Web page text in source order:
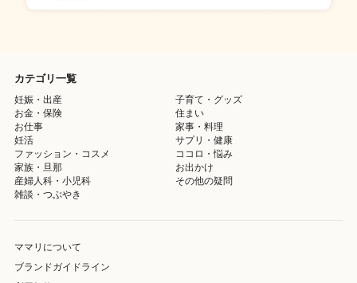
カテゴリ一覧
妊娠・出産
子育て・グッズ
お金・保険
住まい
お仕事
家事・料理
妊活
サプリ・健康
ファッション・コスメ
ココロ・悩み
家族・旦那
お出かけ
産婦人科・小児科
その他の疑問
雑談・つぶやき
ママリについて
ブランドガイドライン